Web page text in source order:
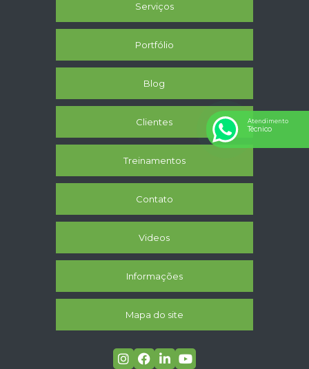
Serviços
Portfólio
Blog
Clientes
Treinamentos
Contato
Videos
Informações
Mapa do site
Atendimento
Técnico